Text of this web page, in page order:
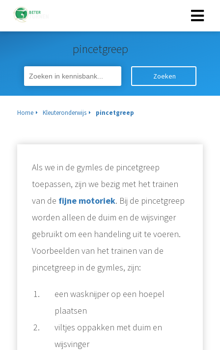
pincetgreep
Zoeken
Home Kleuteronderwijs pincetgreep
Als we in de gymles de pincetgreep
toepassen, zijn we bezig met het trainen
van de fijne motoriek. Bij de pincetgreep
worden alleen de duim en de wijsvinger
gebruikt om een handeling uit te voeren.
Voorbeelden van het trainen van de
pincetgreep in de gymles, zijn:
een wasknijper op een hoepel
plaatsen
viltjes oppakken met duim en
wijsvinger